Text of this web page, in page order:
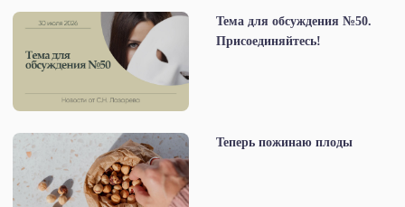
Тема для обсуждения №50.
Присоединяйтесь!
Теперь пожинаю плоды